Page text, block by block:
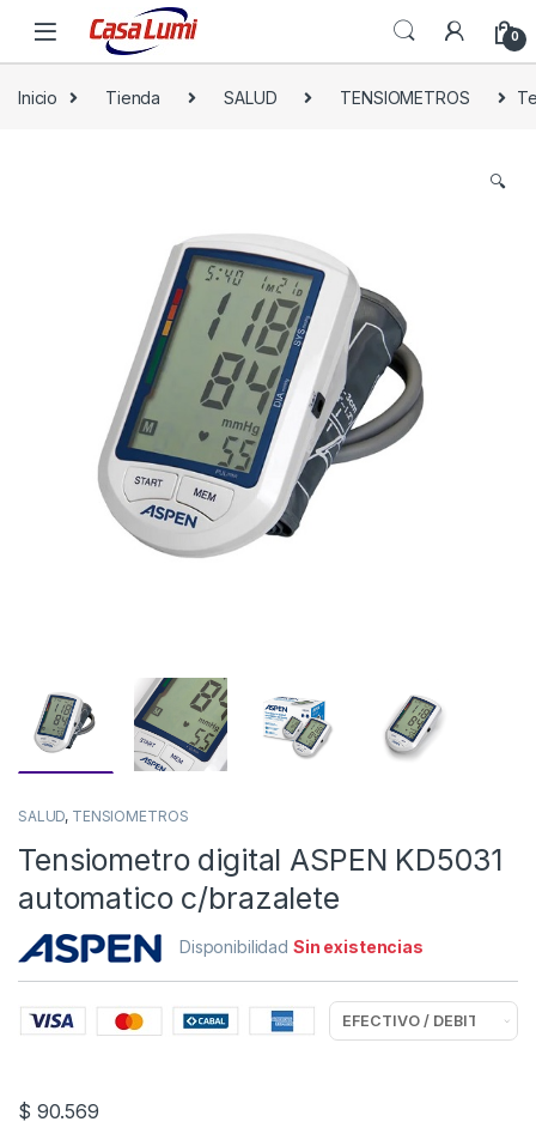
0
Inicio Tienda SALUD TENSIOMETROS
🔍
SALUD, TENSIOMETROS
Tensiometro digital ASPEN KD5031
automatico c/brazalete
Disponibilidad Sin existencias
$ 90.569